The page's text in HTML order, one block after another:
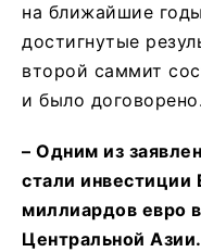
на ближайшие
достигнутые
второй саммит
и было договорено.
– Одним из
стали инвестиции
миллиардов евро
Центральной Азии.